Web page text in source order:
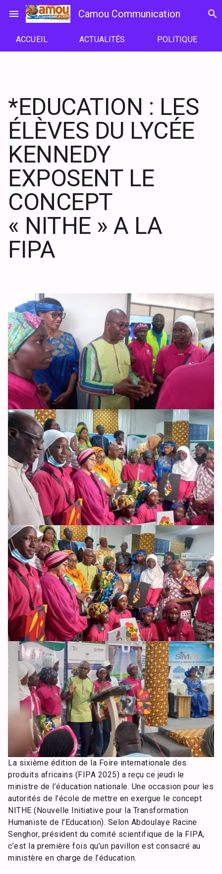
menu Camou Communication search
ACCUEIL ACTUALITÉS POLITIQUE
*EDUCATION : LES
ÉLÈVES DU LYCÉE
KENNEDY
EXPOSENT LE
CONCEPT
« NITHE » A LA
FIPA
La sixième édition de la Foire internationale des
produits africains (FIPA 2025) a reçu ce jeudi le
ministre de l’éducation nationale. Une occasion pour les
autorités de l’école de mettre en exergue le concept
NITHE (Nouvelle Initiative pour la Transformation
Humaniste de l’Education). Selon Abdoulaye Racine
Senghor, président du comité scientifique de la FIPA,
c’est la première fois qu’un pavillon est consacré au
ministère en charge de l’éducation.